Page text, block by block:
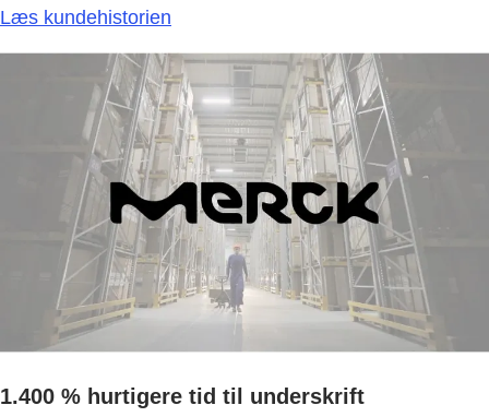
Læs kundehistorien
1.400 % hurtigere tid til underskrift